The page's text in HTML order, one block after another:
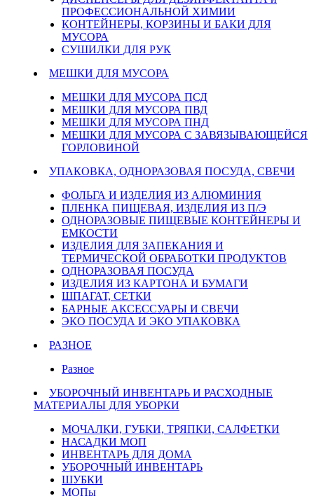
ПРОФЕССИОНАЛЬНОЙ ХИМИИ
КОНТЕЙНЕРЫ, КОРЗИНЫ И БАКИ ДЛЯ
МУСОРА
СУШИЛКИ ДЛЯ РУК
МЕШКИ ДЛЯ МУСОРА
МЕШКИ ДЛЯ МУСОРА ПСД
МЕШКИ ДЛЯ МУСОРА ПВД
МЕШКИ ДЛЯ МУСОРА ПНД
МЕШКИ ДЛЯ МУСОРА С ЗАВЯЗЫВАЮЩЕЙСЯ
ГОРЛОВИНОЙ
УПАКОВКА, ОДНОРАЗОВАЯ ПОСУДА, СВЕЧИ
ФОЛЬГА И ИЗДЕЛИЯ ИЗ АЛЮМИНИЯ
ПЛЕНКА ПИЩЕВАЯ, ИЗДЕЛИЯ ИЗ П/Э
ОДНОРАЗОВЫЕ ПИЩЕВЫЕ КОНТЕЙНЕРЫ И
ЕМКОСТИ
ИЗДЕЛИЯ ДЛЯ ЗАПЕКАНИЯ И
ТЕРМИЧЕСКОЙ ОБРАБОТКИ ПРОДУКТОВ
ОДНОРАЗОВАЯ ПОСУДА
ИЗДЕЛИЯ ИЗ КАРТОНА И БУМАГИ
ШПАГАТ, СЕТКИ
БАРНЫЕ АКСЕССУАРЫ И СВЕЧИ
ЭКО ПОСУДА И ЭКО УПАКОВКА
РАЗНОЕ
Разное
УБОРОЧНЫЙ ИНВЕНТАРЬ И РАСХОДНЫЕ
МАТЕРИАЛЫ ДЛЯ УБОРКИ
МОЧАЛКИ, ГУБКИ, ТРЯПКИ, САЛФЕТКИ
НАСАДКИ МОП
ИНВЕНТАРЬ ДЛЯ ДОМА
УБОРОЧНЫЙ ИНВЕНТАРЬ
ШУБКИ
МОПы